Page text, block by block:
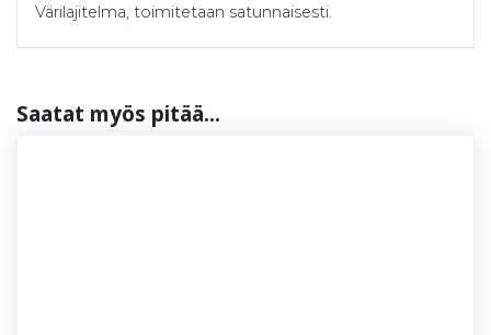
Värilajitelma, toimitetaan satunnaisesti.
Saa­tat myös pi­tää...